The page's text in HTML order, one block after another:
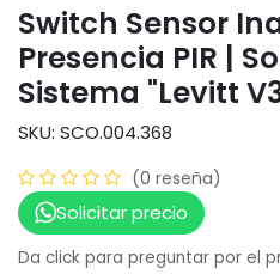
Switch Sensor
Presencia PIR |
Sistema "Levitt
SKU: SCO.004.368
(0 reseña)
Solicitar precio
Da click para preguntar por el